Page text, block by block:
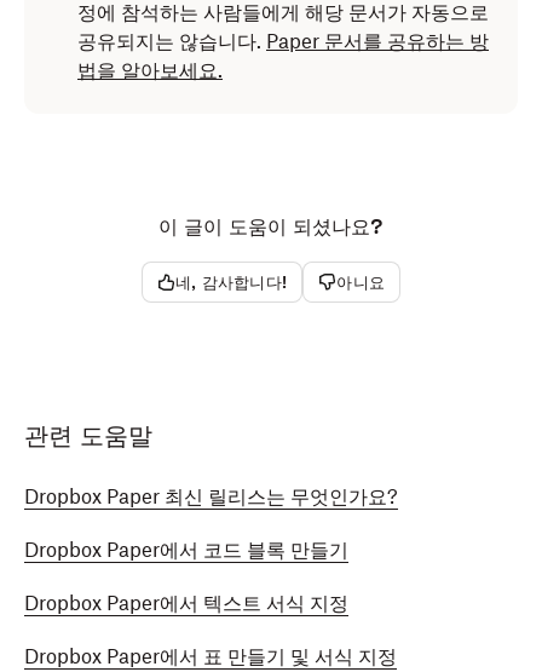
정에 참석하는 사람들에게 해당 문서가 자동으로
공유되지는 않습니다. Paper 문서를 공유하는 방
법을 알아보세요.
이 글이 도움이 되셨나요?
네, 감사합니다! 아니요
관련 도움말
Dropbox Paper 최신 릴리스는 무엇인가요?
Dropbox Paper에서 코드 블록 만들기
Dropbox Paper에서 텍스트 서식 지정
Dropbox Paper에서 표 만들기 및 서식 지정